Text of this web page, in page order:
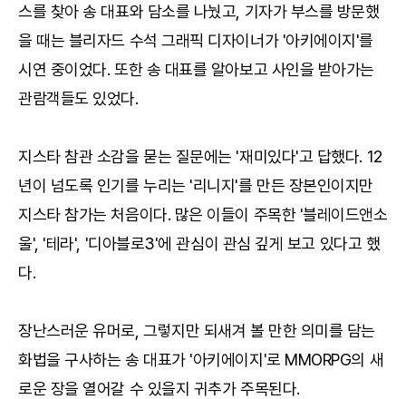
스를 찾아 송 대표와 담소를 나눴고, 기자가 부스를 방문했
을 때는 블리자드 수석 그래픽 디자이너가 '아키에이지'를
시연 중이었다. 또한 송 대표를 알아보고 사인을 받아가는
관람객들도 있었다.
지스타 참관 소감을 묻는 질문에는 '재미있다'고 답했다. 12
년이 넘도록 인기를 누리는 '리니지'를 만든 장본인이지만
지스타 참가는 처음이다. 많은 이들이 주목한 '블레이드앤소
울', '테라', '디아블로3'에 관심이 관심 깊게 보고 있다고 했
다.
장난스러운 유머로, 그렇지만 되새겨 볼 만한 의미를 담는
화법을 구사하는 송 대표가 '아키에이지'로 MMORPG의 새
로운 장을 열어갈 수 있을지 귀추가 주목된다.